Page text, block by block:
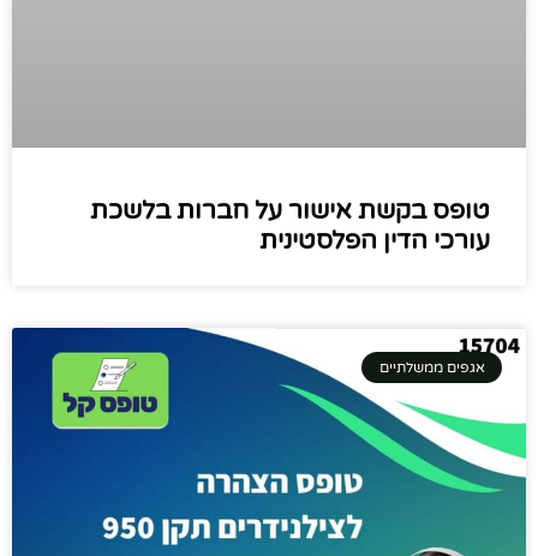
טופס בקשת אישור על חברות בלשכת
עורכי הדין הפלסטינית
אגפים ממשלתיים